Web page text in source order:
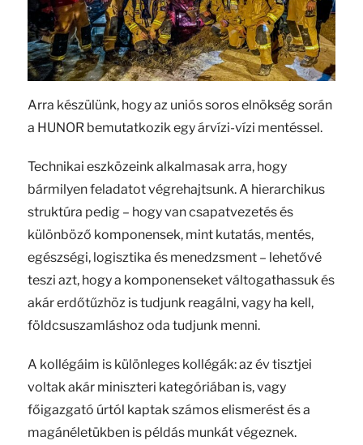
Arra készülünk, hogy az uniós soros elnökség során
a HUNOR bemutatkozik egy árvízi-vízi mentéssel.
Technikai eszközeink alkalmasak arra, hogy
bármilyen feladatot végrehajtsunk. A hierarchikus
struktúra pedig – hogy van csapatvezetés és
különböző komponensek, mint kutatás, mentés,
egészségi, logisztika és menedzsment – lehetővé
teszi azt, hogy a komponenseket váltogathassuk és
akár erdőtűzhöz is tudjunk reagálni, vagy ha kell,
földcsuszamláshoz oda tudjunk menni.
A kollégáim is különleges kollégák: az év tisztjei
voltak akár miniszteri kategóriában is, vagy
főigazgató úrtól kaptak számos elismerést és a
magánéletükben is példás munkát végeznek.